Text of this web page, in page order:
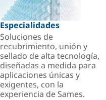
Especialidades
Soluciones de
recubrimiento, unión y
sellado de alta tecnología,
diseñadas a medida para
aplicaciones únicas y
exigentes, con la
experiencia de Sames.